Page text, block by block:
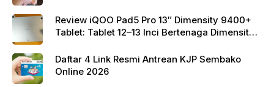
Review iQOO Pad5 Pro 13″ Dimensity 9400+
Tablet: Tablet 12–13 Inci Bertenaga Dimensity
Daftar 4 Link Resmi Antrean KJP Sembako
Online 2026